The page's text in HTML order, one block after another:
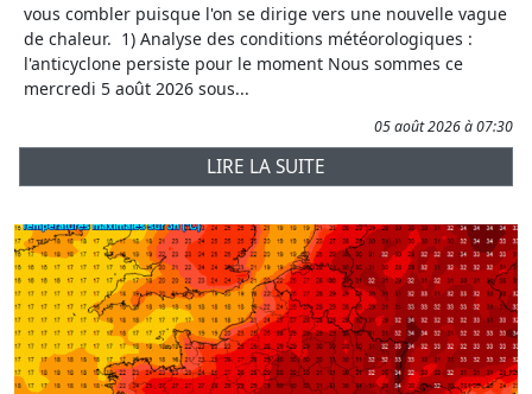
vous combler puisque l'on se dirige vers une nouvelle vague
de chaleur. 1) Analyse des conditions météorologiques :
l'anticyclone persiste pour le moment Nous sommes ce
mercredi 5 août 2026 sous...
05 août 2026 à 07:30
LIRE LA SUITE